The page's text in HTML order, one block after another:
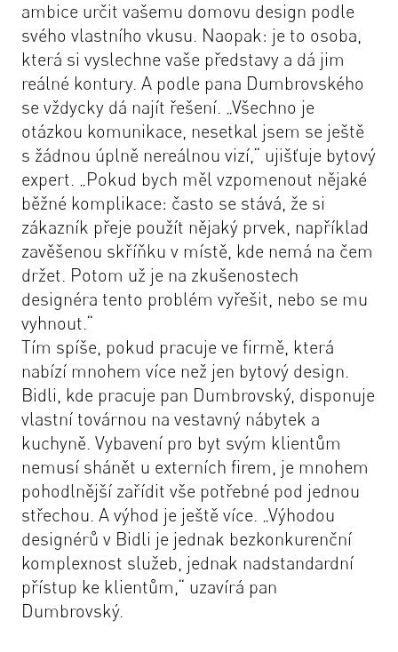
ambice určit vašemu domovu design podle
svého vlastního vkusu. Naopak: je to osoba,
která si vyslechne vaše představy a dá jim
reálné kontury. A podle pana Dumbrovského
se vždycky dá najít řešení. „Všechno je
otázkou komunikace, nesetkal jsem se ještě
s žádnou úplně nereálnou vizí,“ ujišťuje bytový
expert. „Pokud bych měl vzpomenout nějaké
běžné komplikace: často se stává, že si
zákazník přeje použít nějaký prvek, například
zavěšenou skříňku v místě, kde nemá na čem
držet. Potom už je na zkušenostech
designéra tento problém vyřešit, nebo se mu
vyhnout.“
Tím spíše, pokud pracuje ve firmě, která
nabízí mnohem více než jen bytový design.
Bidli, kde pracuje pan Dumbrovský, disponuje
vlastní továrnou na vestavný nábytek a
kuchyně. Vybavení pro byt svým klientům
nemusí shánět u externích firem, je mnohem
pohodlnější zařídit vše potřebné pod jednou
střechou. A výhod je ještě více. „Výhodou
designérů v Bidli je jednak bezkonkurenční
komplexnost služeb, jednak nadstandardní
přístup ke klientům,“ uzavírá pan
Dumbrovský.